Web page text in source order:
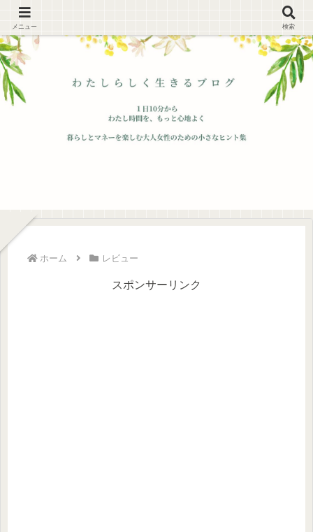
ホーム レビュー
スポンサーリンク
メニュー 検索